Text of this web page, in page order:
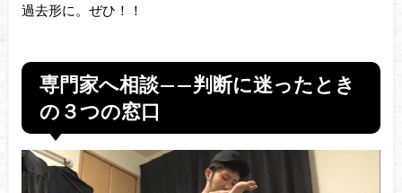
過去形に。ぜひ！！
専門家へ相談——判断に迷ったとき
の３つの窓口